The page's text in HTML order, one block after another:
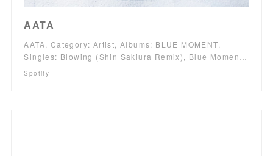
AATA
AATA, Category: Artist, Albums: BLUE MOMENT,
Singles: Blowing (Shin Sakiura Remix), Blue Momen…
Spotify